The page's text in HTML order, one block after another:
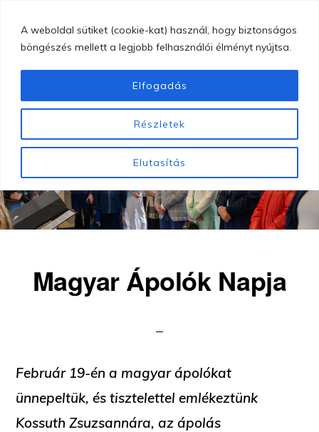
A weboldal sütiket (cookie-kat) használ, hogy biztonságos
böngészés mellett a legjobb felhasználói élményt nyújtsa.
Részletek
Elutasítás
Elfogadás
GYÖNGYÖSI
KÓRHÁZ
Gyöngyösi
Kórház
MENU
Magyar Ápolók Napja
Február 19-én a magyar ápolókat
ünnepeltük, és tisztelettel emlékeztünk
Kossuth Zsuzsannára, az ápolás